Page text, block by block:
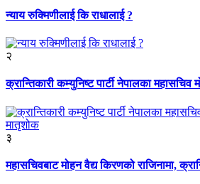
न्याय रुक्मिणीलाई कि राधालाई ?
२
क्रान्तिकारी कम्युनिष्ट पार्टी नेपालका महासचिव
३
महासचिवबाट मोहन वैद्य किरणको राजिनामा,